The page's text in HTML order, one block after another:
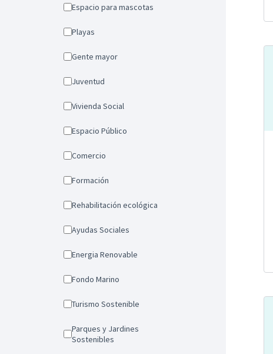
Espacio para mascotas
Playas
Gente mayor
Juventud
Vivienda Social
Espacio Público
Comercio
Formación
Rehabilitación ecológica
Ayudas Sociales
Energia Renovable
Fondo Marino
Turismo Sostenible
Parques y Jardines
Sostenibles